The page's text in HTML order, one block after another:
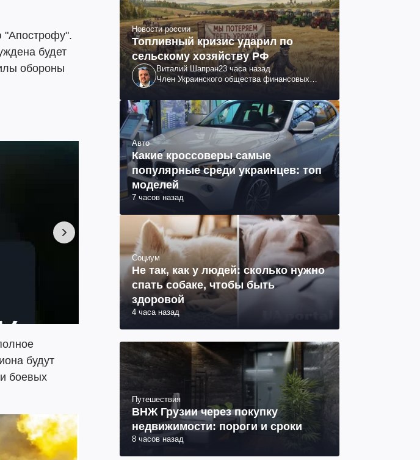
"Апострофу".
будет
обороны
будут
боевых
Новости россии
Топливный кризис ударил по
сельскому хозяйству РФ
Виталий Шапран23 часа назад
Член Украинского общества финансовых
Авто
Какие кроссоверы самые
популярные среди украинцев: топ
моделей
7 часов назад
Социум
Не так, как у людей: сколько нужно
спать собаке, чтобы быть
здоровой
4 часа назад
Путешествия
ВНЖ Грузии через покупку
недвижимости: пороги и сроки
8 часов назад